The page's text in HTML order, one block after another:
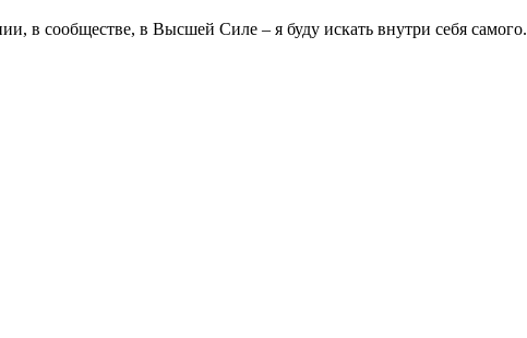
в сообществе, в Высшей Силе – я буду искать внутри себя самого.